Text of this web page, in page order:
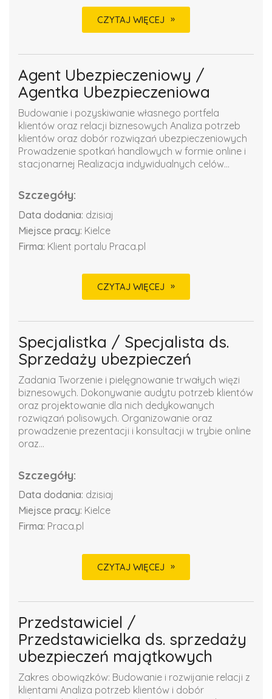
CZYTAJ WIĘCEJ
Agent Ubezpieczeniowy /
Agentka Ubezpieczeniowa
Budowanie i pozyskiwanie własnego portfela
klientów oraz relacji biznesowych Analiza potrzeb
klientów oraz dobór rozwiązań ubezpieczeniowych
Prowadzenie spotkań handlowych w formie online i
stacjonarnej Realizacja indywidualnych celów...
Szczegóły:
Data dodania: dzisiaj
Miejsce pracy: Kielce
Firma: Klient portalu Praca.pl
CZYTAJ WIĘCEJ
Specjalistka / Specjalista ds.
Sprzedaży ubezpieczeń
Zadania Tworzenie i pielęgnowanie trwałych więzi
biznesowych. Dokonywanie audytu potrzeb klientów
oraz projektowanie dla nich dedykowanych
rozwiązań polisowych. Organizowanie oraz
prowadzenie prezentacji i konsultacji w trybie online
oraz...
Szczegóły:
Data dodania: dzisiaj
Miejsce pracy: Kielce
Firma: Praca.pl
CZYTAJ WIĘCEJ
Przedstawiciel /
Przedstawicielka ds. sprzedaży
ubezpieczeń majątkowych
Zakres obowiązków: Budowanie i rozwijanie relacji z
klientami Analiza potrzeb klientów i dobór